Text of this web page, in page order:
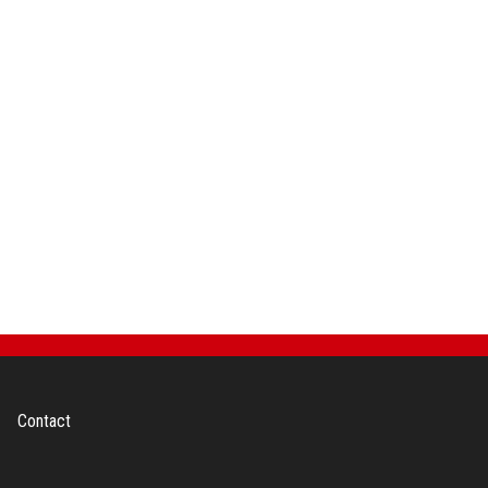
Contact